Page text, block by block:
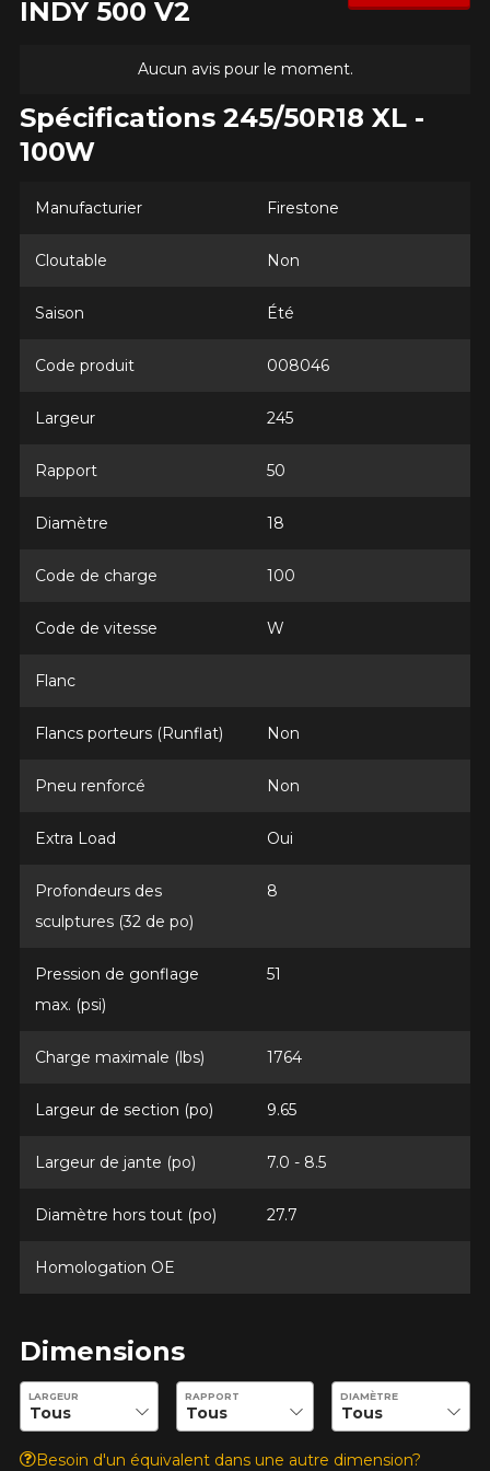
INDY 500 V2
Aucun avis pour le moment.
Spécifications 245/50R18 XL -
100W
Manufacturier Firestone
Cloutable Non
Saison Été
Code produit 008046
Largeur 245
Rapport 50
Diamètre 18
Code de charge 100
Code de vitesse W
Flanc
Flancs porteurs (Runflat) Non
Pneu renforcé Non
Extra Load Oui
Profondeurs des
sculptures (32 de po)
8
Pression de gonflage
max. (psi)
51
Charge maximale (lbs) 1764
Largeur de section (po) 9.65
Largeur de jante (po) 7.0 - 8.5
Diamètre hors tout (po) 27.7
Homologation OE
Dimensions
Entrez les dimensions souhaitées pour vérifier la disponibilité
LARGEUR RAPPORT DIAMÈTRE
Besoin d'un équivalent dans une autre dimension?
AJOUTER UN AVIS
FIREHAWK INDY 500 V2
Nom
Année
Marque